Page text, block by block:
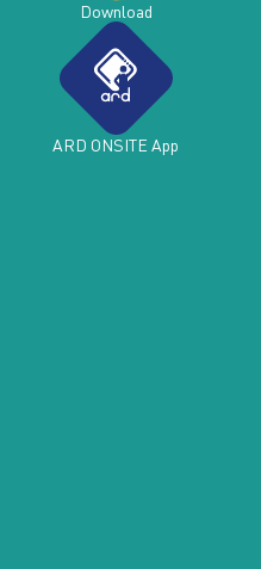
Download
ARD ONSITE App